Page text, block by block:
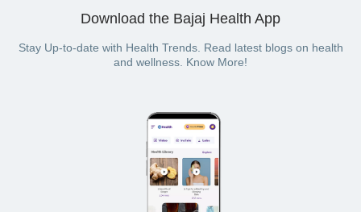
Download the Bajaj Health App
Stay Up-to-date with Health Trends. Read latest blogs on health
and wellness. Know More!